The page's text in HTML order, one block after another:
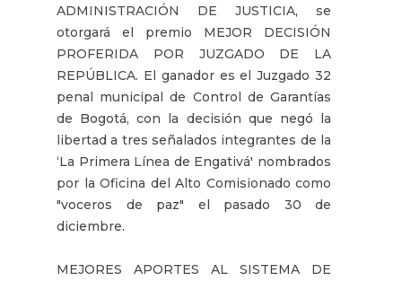
ADMINISTRACIÓN DE JUSTICIA, se
otorgará el premio MEJOR DECISIÓN
PROFERIDA POR JUZGADO DE LA
REPÚBLICA. El ganador es el Juzgado 32
penal municipal de Control de Garantías
de Bogotá, con la decisión que negó la
libertad a tres señalados integrantes de la
‘La Primera Línea de Engativá' nombrados
por la Oficina del Alto Comisionado como
"voceros de paz" el pasado 30 de
diciembre.
MEJORES APORTES AL SISTEMA DE